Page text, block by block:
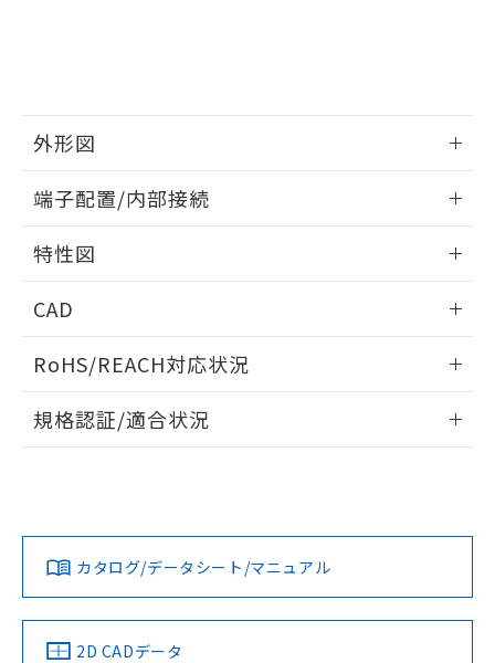
外形図
外形図
端子配置/内部接続
端子配置/内部接続
特性図
開閉容量
CAD
ドすることができます。
ログイン/会員登録
ダウンロードデータをご利用いただく前に、以下を必ずお読
みください。
ソフトウェアの使用条件
RoHS/REACH対応状況
EU RoHS 注意事項・凡例
対応済み
中国 RoHS 注意事項・凡例
規格認証/適合状況
LR型式承認
（イギリス
船舶規格）
DNV型式承認
（ノルウェー
BV型式承認
（フランス
KR型式
（韓国
カタログ/データシート/マニュアル
2D CADデータ
欄に対応日を記載しておりました。
既に当社にて対応品への在庫切替を完了
していることから、特段のことがない限
り、2022年1月12日より割愛しておりま
す。